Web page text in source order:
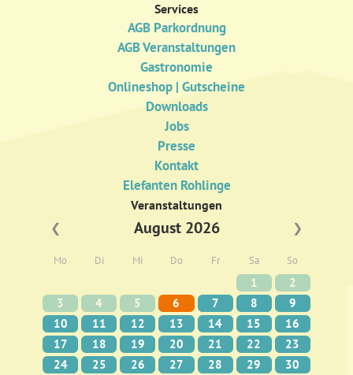
Services
AGB Parkordnung
AGB Veranstaltungen
Gastronomie
Onlineshop | Gutscheine
Downloads
Jobs
Presse
Kontakt
Elefanten Rohlinge
Veranstaltungen
❮
August 2026 ❯
Mo Di Mi Do Fr Sa So
1
2
3
4 5 6 7 8
9
10
11 12 13 14 15
16
17
18 19 20 21 22
23
24
25 26 27 28 29
30